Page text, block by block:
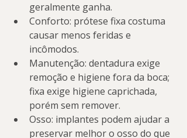
geralmente ganha.
Conforto: prótese fixa costuma
causar menos feridas e
incômodos.
Manutenção: dentadura exige
remoção e higiene fora da boca;
fixa exige higiene caprichada,
porém sem remover.
Osso: implantes podem ajudar a
preservar melhor o osso do que